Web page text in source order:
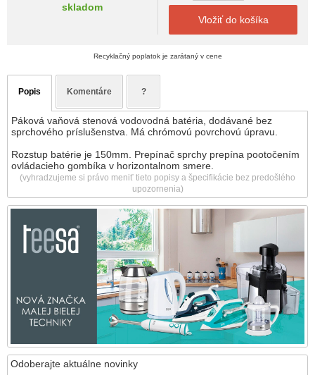
Odoberajte aktuálne novinky
skladom
Vložiť do košíka
Recyklačný poplatok je zarátaný v cene
Popis Komentáre ?
Páková vaňová stenová vodovodná batéria, dodávané bez
sprchového príslušenstva. Má chrómovú povrchovú úpravu.
Rozstup batérie je 150mm. Prepínač sprchy prepína pootočením
ovládacieho gombíka v horizontalnom smere.
(vyhradzujeme si právo meniť tieto popisy a špecifikácie bez predošlého
upozornenia)